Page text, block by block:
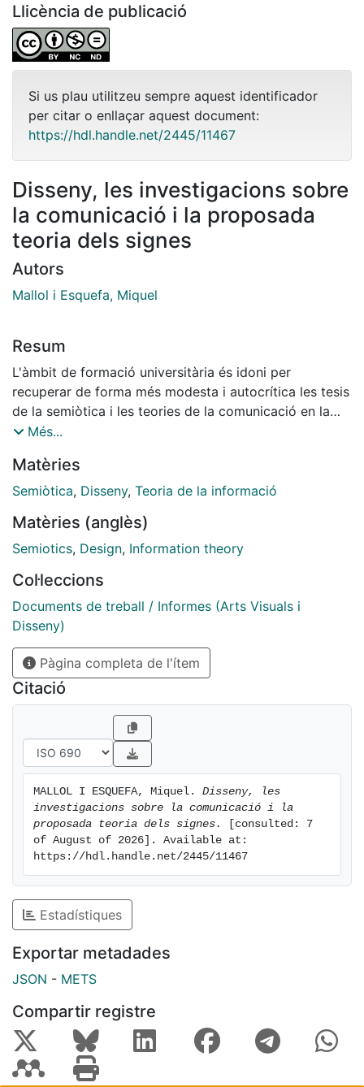
Llicència de publicació
Si us plau utilitzeu sempre aquest identificador
per citar o enllaçar aquest document:
https://hdl.handle.net/2445/11467
Disseny, les investigacions sobre
la comunicació i la proposada
teoria dels signes
Autors
Mallol i Esquefa, Miquel
Resum
L'àmbit de formació universitària és idoni per
recuperar de forma més modesta i autocrítica les tesis
de la semiòtica i les teories de la comunicació en la
seva relació amb els processos del disseny.
Més...
Matèries
Semiòtica, Disseny, Teoria de la informació
Matèries (anglès)
Semiotics, Design, Information theory
Col·leccions
Documents de treball / Informes (Arts Visuals i
Disseny)
Pàgina completa de l'ítem
Citació
MALLOL I ESQUEFA, Miquel. Disseny, les
investigacions sobre la comunicació i la
proposada teoria dels signes.
[consulted: 7
of August of 2026]. Available at:
https://hdl.handle.net/2445/11467
Estadístiques
Exportar metadades
JSON - METS
Compartir registre